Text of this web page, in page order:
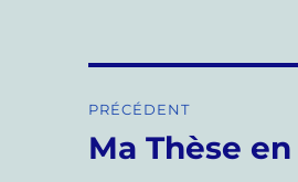
de
PRÉCÉDENT
Publication
Ma Thèse